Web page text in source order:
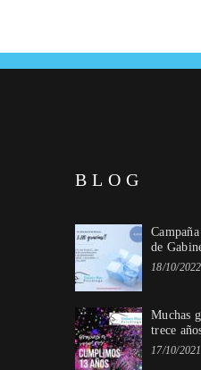
BLOG
de
18/10/2022
Muchas
trece
17/10/2021